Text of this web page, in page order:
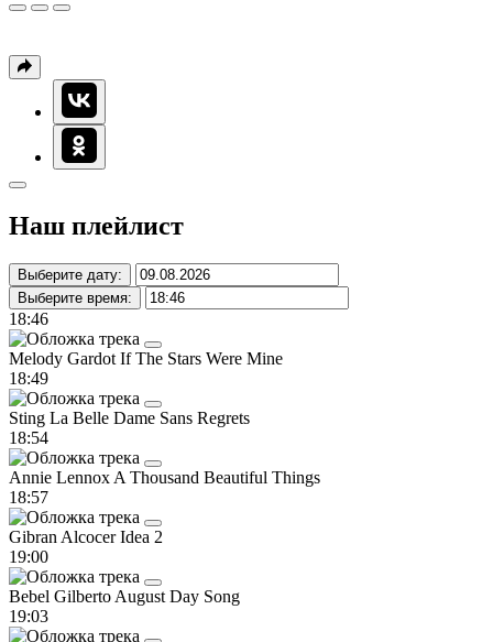
Наш плейлист
Выберите дату:
Выберите время:
18:46
Melody Gardot If The Stars Were Mine
18:49
Sting La Belle Dame Sans Regrets
18:54
Annie Lennox A Thousand Beautiful Things
18:57
Gibran AlcocerIdea 2
19:00
Bebel Gilberto August Day Song
19:03